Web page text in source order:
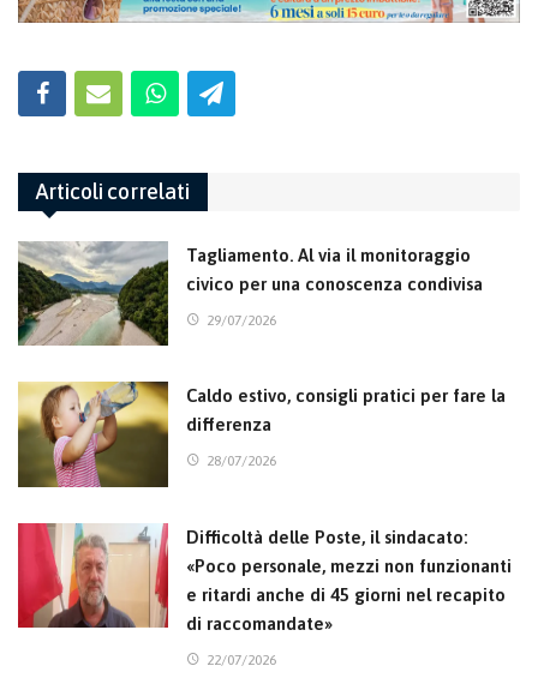
Articoli correlati
Tagliamento. Al via il monitoraggio
civico per una conoscenza condivisa
29/07/2026
Caldo estivo, consigli pratici per fare la
differenza
28/07/2026
Difficoltà delle Poste, il sindacato:
«Poco personale, mezzi non funzionanti
e ritardi anche di 45 giorni nel recapito
di raccomandate»
22/07/2026